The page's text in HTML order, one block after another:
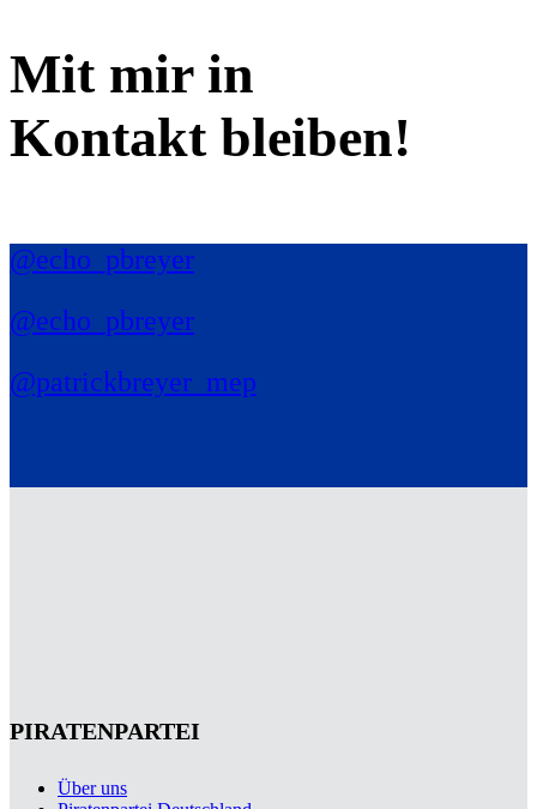
Mit mir in
Kontakt bleiben!
@echo_pbreyer
@echo_pbreyer
@patrickbreyer_mep
PIRATENPARTEI
Über uns